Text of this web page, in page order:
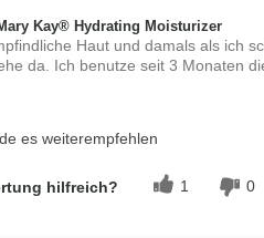
Kay® Hydrating Moisturizer
Haut und damals als ich
da. Ich benutze seit 3 Monaten
es weiterempfehlen
hilfreich? 1 0